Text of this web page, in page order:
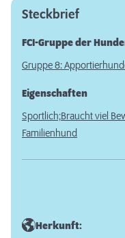
Steckbrief
FCI-Gruppe der
Gruppe 8:
Eigenschaften
Sportlich;Braucht viel
Familienhund
Herkunft: